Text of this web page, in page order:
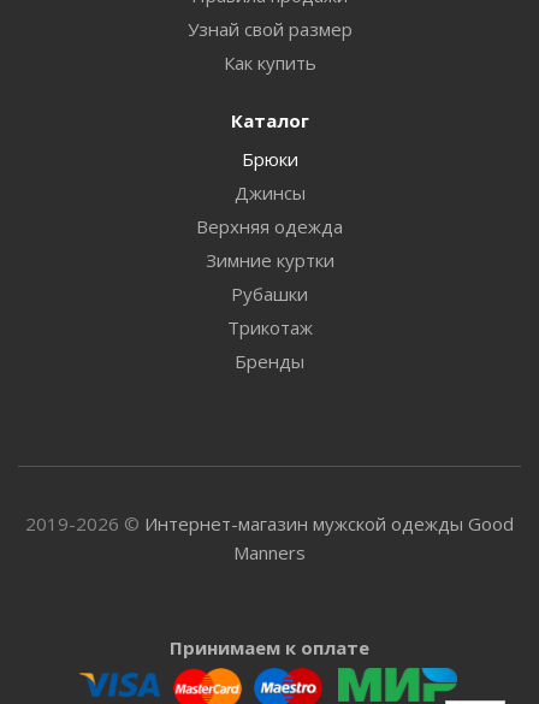
Узнай свой размер
Как купить
Каталог
Брюки
Джинсы
Верхняя одежда
Зимние куртки
Рубашки
Трикотаж
Бренды
2019-2026 © Интернет-магазин мужской одежды Good
Manners
Принимаем к оплате